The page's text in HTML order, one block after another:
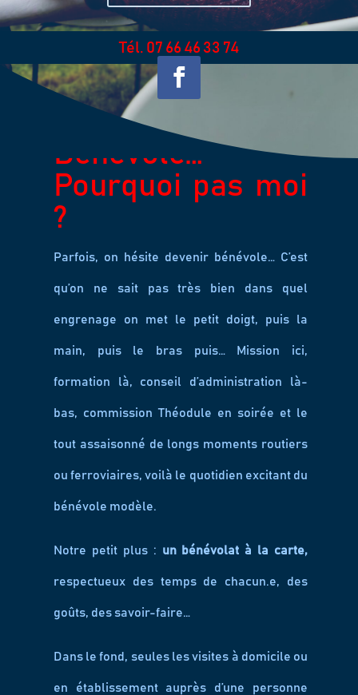
Tél. 07 66 46 33 74
;
Bénévole…
Pourquoi pas moi
?
Parfois, on hésite devenir bénévole… C’est
qu’on ne sait pas très bien dans quel
engrenage on met le petit doigt, puis la
main, puis le bras puis… Mission ici,
formation là, conseil d’administration là-
bas, commission Théodule en soirée et le
tout assaisonné de longs moments routiers
ou ferroviaires, voilà le quotidien excitant du
bénévole modèle.
Notre petit plus : un bénévolat à la carte,
respectueux des temps de chacun.e, des
goûts, des savoir-faire…
Dans le fond, seules les visites à domicile ou
en établissement auprès d’une personne